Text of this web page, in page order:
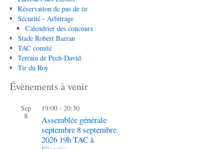
Réservation de pas de tir
Sécurité - Arbitrage
Calendrier des concours
Stade Robert Barran
TAC comité
Terrain de Pech-David
Tir du Roy
Évènements à venir
Sep
8
19:00 - 20:30
Assemblée générale
septembre 8 septembre
2026 19h TAC à